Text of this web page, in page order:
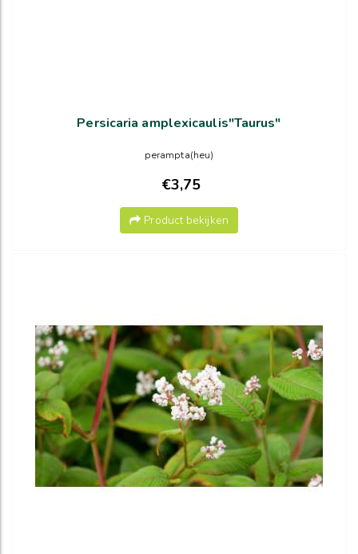
Persicaria amplexicaulis"Taurus"
perampta(heu)
€3,75
Product bekijken